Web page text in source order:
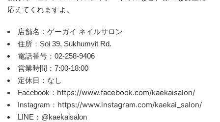
応えてくれますよ。
店舗名：ゲーガイ ネイルサロン
住所：Soi 39, Sukhumvit Rd.
電話番号：02-258-9406
営業時間：7:00-18:00
定休日：なし
Facebook： https://www.facebook.com/kaekaisalon/
Instagram： https://www.instagram.com/kaekai_salon/
LINE：@kaekaisalon